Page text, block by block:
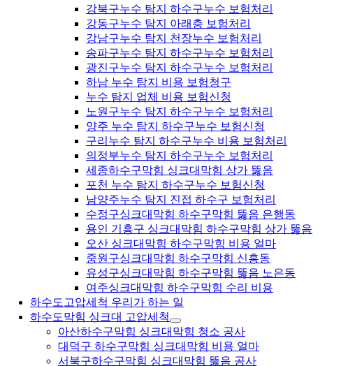
강북구누수 탐지 하수구누수 보험처리
강동구누수 탐지 아래층 보험처리
강남구누수 탐지 천장누수 보험처리
송파구누수 탐지 하수구누수 보험처리
광진구누수 탐지 하수구누수 보험처리
하남 누수 탐지 비용 보험청구
누수 탐지 업체 비용 보험신청
노원구누수 탐지 하수구누수 보험처리
양주 누수 탐지 하수구누수 보험신청
구리누수 탐지 하수구누수 비용 보험처리
의정부누수 탐지 하수구누수 보험처리
세종하수구막힘 싱크대막힘 상가 뚫음
포천 누수 탐지 하수구누수 보험신청
남양주누수 탐지 진접 하수구 보험처리
수정구싱크대막힘 하수구막힘 뚫음 은행동
용인 기흥구 싱크대막힘 하수구막힘 상가 뚫음
오산 싱크대막힘 하수구막힘 비용 얼마
중원구싱크대막힘 하수구막힘 신흥동
유성구싱크대막힘 하수구막힘 뚫음 노은동
여주싱크대막힘 하수구막힘 수리 비용
하수도고압세척 우리가 하는 일
하수도막힘 싱크대 고압세척
아산하수구막힘 싱크대막힘 청소 공사
대덕구 하수구막힘 싱크대막힘 비용 얼마
서북구하수구막힘 싱크대막힘 뚫음 공사